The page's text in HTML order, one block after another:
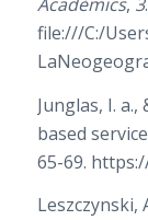
file:///C:/
Junglas, I. a.,
based
65-69.
Leszczynski,